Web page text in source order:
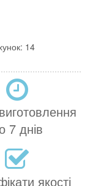
14
7 днів
якості